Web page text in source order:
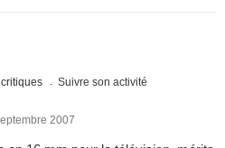
Suivre son activité
2007